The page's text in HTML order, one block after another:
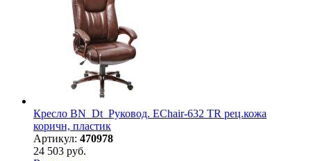
Кресло BN_Dt_Руковод. EChair-632 TR рец.кожа
коричн, пластик
Артикул: 470978
24 503 руб.